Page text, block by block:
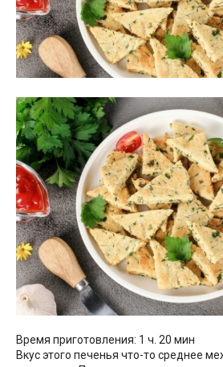
Время приготовления: 1 ч. 20 мин
Вкус этого печенья что-то среднее